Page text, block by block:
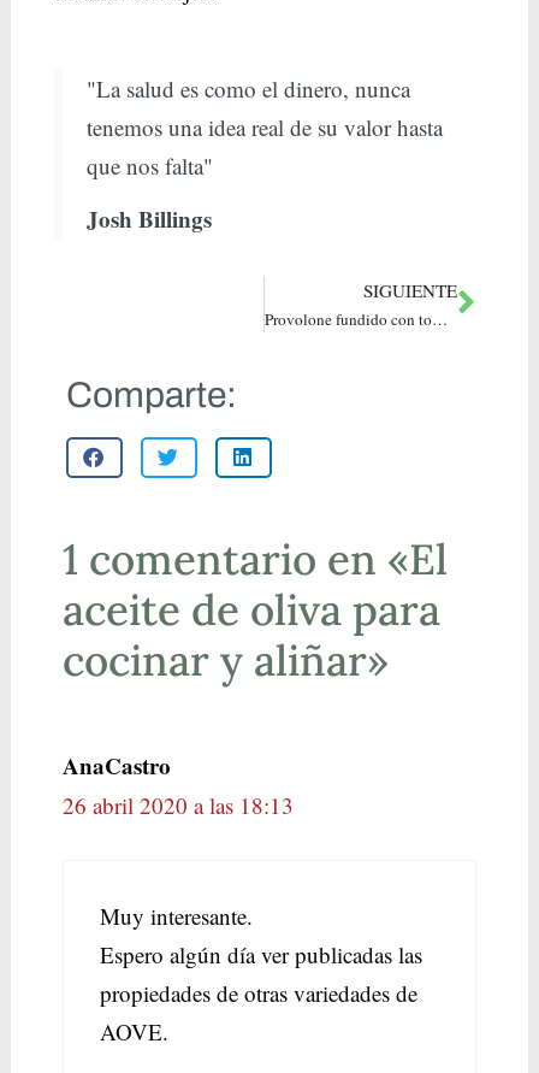
"La salud es como el dinero, nunca
tenemos una idea real de su valor hasta
que nos falta"
Josh Billings
SIGUIENTE
Provolone fundido con tomate
Comparte:
1 comentario en «El
aceite de oliva para
cocinar y aliñar»
AnaCastro
26 abril 2020 a las 18:13
Muy interesante.
Espero algún día ver publicadas las
propiedades de otras variedades de
AOVE.